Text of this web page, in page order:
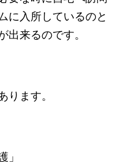
に入所しているのと
出来るのです。
ります。
」